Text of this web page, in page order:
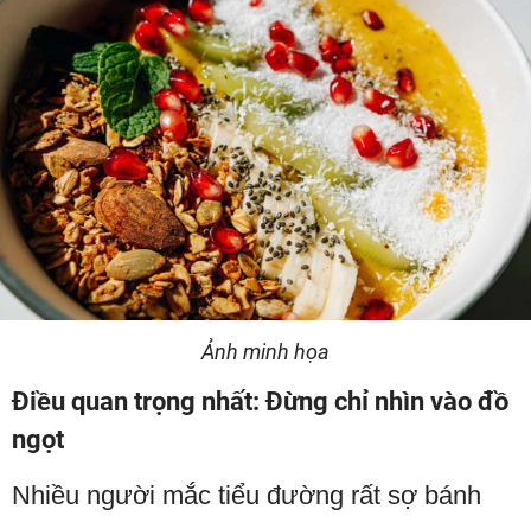
Ảnh minh họa
Điều quan trọng nhất: Đừng chỉ nhìn vào đồ
ngọt
Nhiều người mắc tiểu đường rất sợ bánh